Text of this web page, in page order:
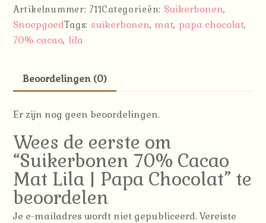
Mat
Lila
|
aantal
Artikelnummer: 711Categorieën: Suikerbonen,
SnoepgoedTags: suikerbonen, mat, papa chocolat,
70% cacao, lila
Beoordelingen (0)
Er zijn nog geen beoordelingen.
Wees de eerste om
“Suikerbonen 70% Cacao
Mat Lila | Papa Chocolat” te
beoordelen
Je e-mailadres wordt niet gepubliceerd. Vereiste